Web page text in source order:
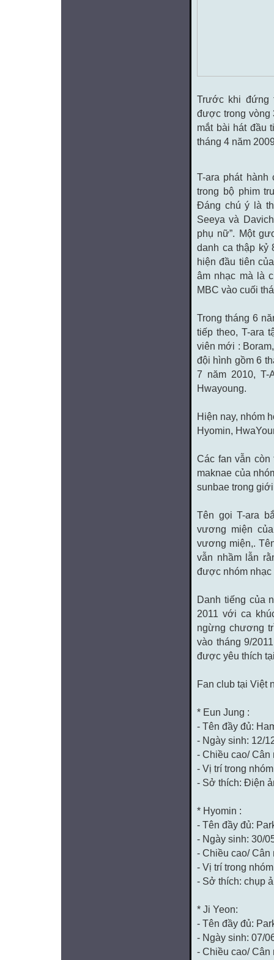
Trước khi đứng
được trong vòng
mắt bài hát đầu
tháng 4 năm
T-ara phát hành
trong bộ phim
Đáng chú ý là
Seeya và
phụ nữ”. Một
danh ca thập kỷ
hiện đầu tiên
âm nhạc mà là
MBC vào cuối
Trong tháng 6
tiếp theo, T-ara
viên mới :
đội hình gồm 6
7 năm 2010,
Hwayoung.
Hiện nay, nhóm
Hyomin,
Các fan vẫn còn
maknae của
sunbae trong
Tên gọi T-ara
vương miện
vương miện,.
vẫn nhầm lẫn
được nhóm nhạc
Danh tiếng của
2011 với ca
ngừng chương
vào tháng 9/
được yêu thích
Fan club tại Việt
* Eun Jung :
- Tên đầy đủ:
- Ngày sinh: 12/
- Chiều cao/ Cân
- Vị trí trong
- Sở thích: Điện
* Hyomin :
- Tên đầy đủ:
- Ngày sinh: 30/
- Chiều cao/ Cân
- Vị trí trong
- Sở thích: chụp
* Ji Yeon:
- Tên đầy đủ:
- Ngày sinh: 07/
- Chiều cao/ Cân